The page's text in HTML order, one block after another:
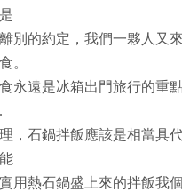
別的約定，我們一夥人又
。
永遠是冰箱出門旅行的重
，石鍋拌飯應該是相當具
用熱石鍋盛上來的拌飯我